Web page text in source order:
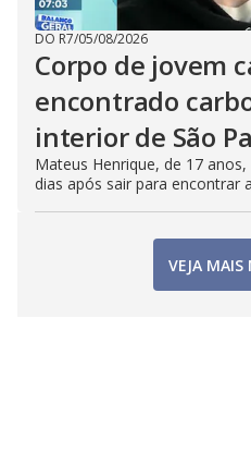
DO R7/05/08/2026
Corpo de jovem
encontrado
interior de São
Mateus Henrique, de 17
dias após sair para encontrar
VEJA MAIS